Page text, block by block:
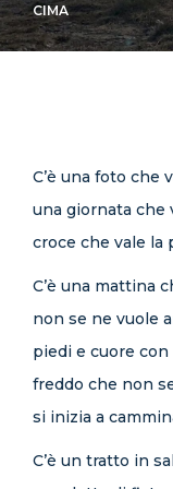
CONTATTI
CIMA
C’è una foto che
una giornata che
croce che vale la
C’è una mattina
non se ne vuole
piedi e cuore con
freddo che non
si inizia a
C’è un tratto in